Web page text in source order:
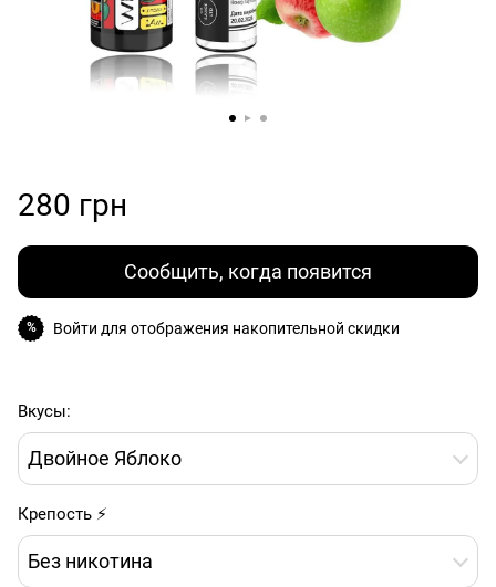
280 грн
Сообщить, когда появится
% Войти для отображения накопительной скидки
Вкусы:
Двойное Яблоко
Крепость ⚡
Без никотина